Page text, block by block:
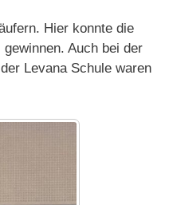
Hier konnte die
Auch bei der
Levana Schule waren